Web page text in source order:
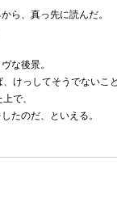
ら、真っ先に読んだ。
な後景。
けっしてそうでないこ
で、
たのだ、といえる。